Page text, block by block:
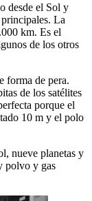
desde el Sol y
La
km. Es el
de los otros
forma de pera.
de los satélites
porque el
10 m y el polo
nueve planetas y
polvo y gas